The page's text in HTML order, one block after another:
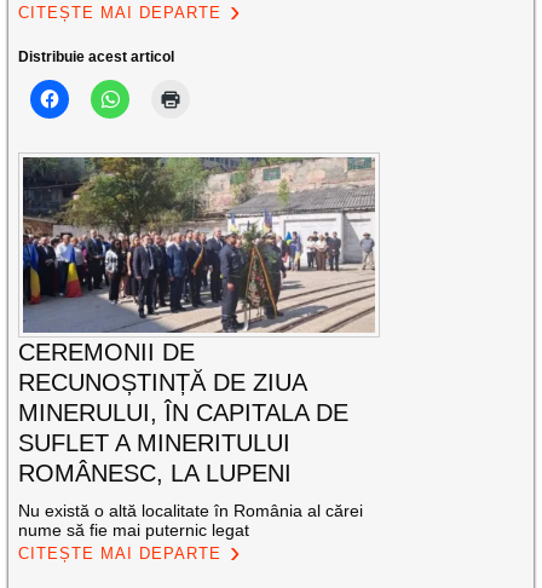
CITEȘTE MAI DEPARTE
Distribuie acest articol
CEREMONII DE
RECUNOȘTINȚĂ DE ZIUA
MINERULUI, ÎN CAPITALA DE
SUFLET A MINERITULUI
ROMÂNESC, LA LUPENI
Nu există o altă localitate în România al cărei
nume să fie mai puternic legat
CITEȘTE MAI DEPARTE